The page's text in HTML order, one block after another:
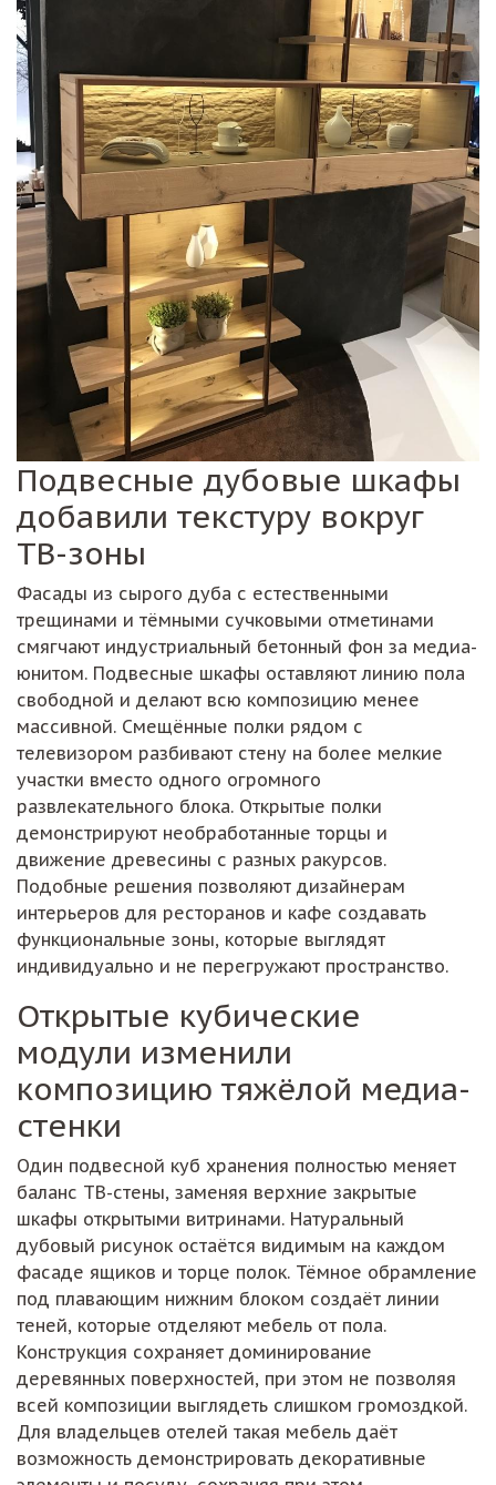
Подвесные дубовые шкафы
добавили текстуру вокруг
ТВ-зоны
Фасады из сырого дуба с естественными
трещинами и тёмными сучковыми отметинами
смягчают индустриальный бетонный фон за медиа-
юнитом. Подвесные шкафы оставляют линию пола
свободной и делают всю композицию менее
массивной. Смещённые полки рядом с
телевизором разбивают стену на более мелкие
участки вместо одного огромного
развлекательного блока. Открытые полки
демонстрируют необработанные торцы и
движение древесины с разных ракурсов.
Подобные решения позволяют дизайнерам
интерьеров для ресторанов и кафе создавать
функциональные зоны, которые выглядят
индивидуально и не перегружают пространство.
Открытые кубические
модули изменили
композицию тяжёлой медиа-
стенки
Один подвесной куб хранения полностью меняет
баланс ТВ-стены, заменяя верхние закрытые
шкафы открытыми витринами. Натуральный
дубовый рисунок остаётся видимым на каждом
фасаде ящиков и торце полок. Тёмное обрамление
под плавающим нижним блоком создаёт линии
теней, которые отделяют мебель от пола.
Конструкция сохраняет доминирование
деревянных поверхностей, при этом не позволяя
всей композиции выглядеть слишком громоздкой.
Для владельцев отелей такая мебель даёт
возможность демонстрировать декоративные
элементы и посуду, сохраняя при этом